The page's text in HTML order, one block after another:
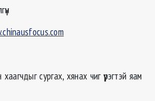
сургах, хянах чиг үүрэгтэй яам